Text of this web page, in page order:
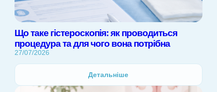
Що таке гістероскопія: як проводиться
процедура та для чого вона потрібна
27/07/2026
Детальніше